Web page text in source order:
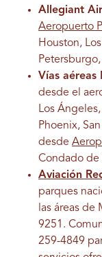
Allegiant Air
Aeropuerto
Houston,
Petersburgo,
Vías aéreas
desde el
Los
Phoenix,
desde
Condado de
Aviación
parques
las áreas de
9251.
259-4849